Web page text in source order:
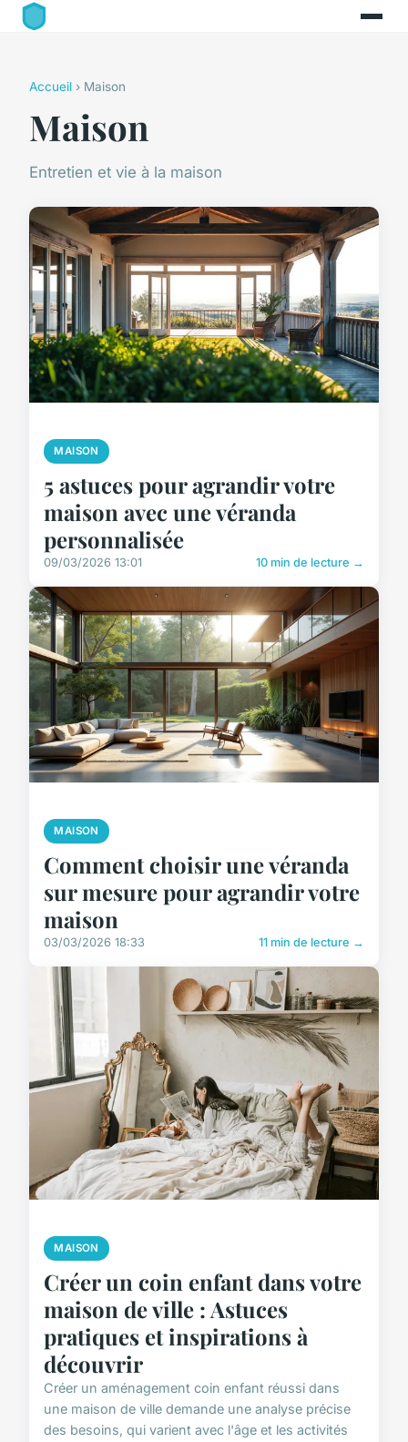
Accueil › Maison
Maison
Entretien et vie à la maison
MAISON
5 astuces pour agrandir votre
maison avec une véranda
personnalisée
09/03/2026 13:01 10 min de lecture →
MAISON
Comment choisir une véranda
sur mesure pour agrandir votre
maison
03/03/2026 18:33 11 min de lecture →
MAISON
Créer un coin enfant dans votre
maison de ville : Astuces
pratiques et inspirations à
découvrir
Créer un aménagement coin enfant réussi dans
une maison de ville demande une analyse précise
des besoins, qui varient avec l'âge et les activités